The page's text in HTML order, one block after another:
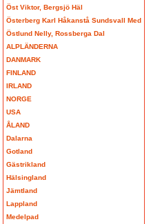
Öst Viktor, Bergsjö Häl
Österberg Karl Håkanstå Sundsvall Med
Östlund Nelly, Rossberga Dal
ALPLÄNDERNA
DANMARK
FINLAND
IRLAND
NORGE
USA
ÅLAND
Dalarna
Gotland
Gästrikland
Hälsingland
Jämtland
Lappland
Medelpad